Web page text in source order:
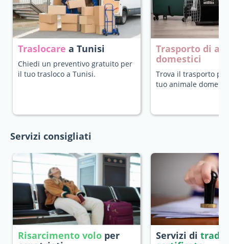
Traslocare a Tunisi
Chiedi un preventivo gratuito per
il tuo trasloco a Tunisi.
Trasporto di
domestici
Trova il trasporto
tuo animale
Servizi consigliati
Risarcimento volo per
Servizi di